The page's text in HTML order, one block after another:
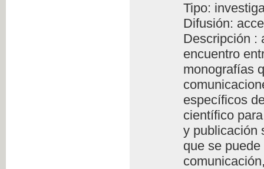
Tipo:
Difusión:
Descripción :
encuentro
monografías
específicos
científico
y publicación
que se